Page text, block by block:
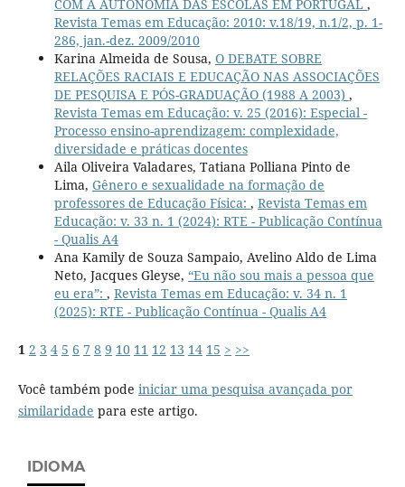
COM A AUTONOMIA DAS ESCOLAS EM PORTUGAL ,
Revista Temas em Educação: 2010: v.18/19, n.1/2, p. 1-
286, jan.-dez. 2009/2010
Karina Almeida de Sousa, O DEBATE SOBRE
RELAÇÕES RACIAIS E EDUCAÇÃO NAS ASSOCIAÇÕES
DE PESQUISA E PÓS-GRADUAÇÃO (1988 A 2003) ,
Revista Temas em Educação: v. 25 (2016): Especial -
Processo ensino-aprendizagem: complexidade,
diversidade e práticas docentes
Aila Oliveira Valadares, Tatiana Polliana Pinto de
Lima, Gênero e sexualidade na formação de
professores de Educação Física: , Revista Temas em
Educação: v. 33 n. 1 (2024): RTE - Publicação Contínua
- Qualis A4
Ana Kamily de Souza Sampaio, Avelino Aldo de Lima
Neto, Jacques Gleyse, “Eu não sou mais a pessoa que
eu era”: , Revista Temas em Educação: v. 34 n. 1
(2025): RTE - Publicação Contínua - Qualis A4
1 2 3 4 5 6 7 8 9 10 11 12 13 14 15 > >>
Você também pode iniciar uma pesquisa avançada por
similaridade para este artigo.
IDIOMA